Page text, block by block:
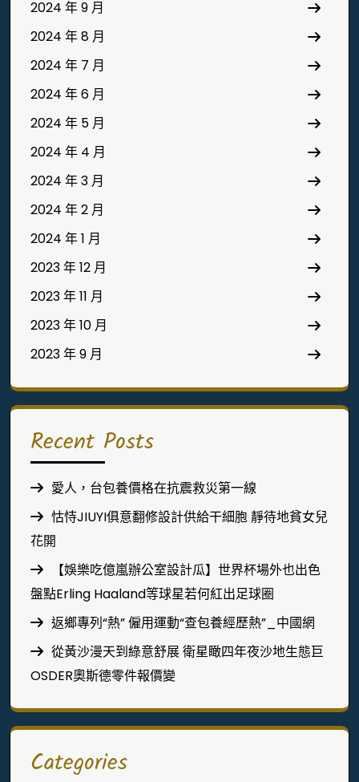
2024 年 9 月
2024 年 8 月
2024 年 7 月
2024 年 6 月
2024 年 5 月
2024 年 4 月
2024 年 3 月
2024 年 2 月
2024 年 1 月
2023 年 12 月
2023 年 11 月
2023 年 10 月
2023 年 9 月
Recent Posts
愛人，台包養價格在抗震救災第一線
怙恃JIUYI俱意翻修設計供給干細胞 靜待地貧女兒
花開
【娛樂吃億嵐辦公室設計瓜】世界杯場外也出色
盤點Erling Haaland等球星若何紅出足球圈
返鄉專列“熱” 僱用運動“查包養經歷熱”_中國網
從黃沙漫天到綠意舒展 衛星瞰四年夜沙地生態巨
OSDER奧斯德零件報價變
Categories